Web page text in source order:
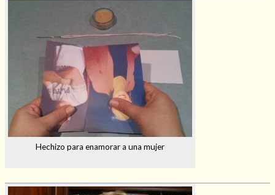
Hechizo para enamorar a una mujer